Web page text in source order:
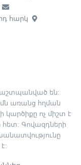
հարկ
պաշտպանված են:
առանց հղման
ոչ միշտ է
հետ: Գովազդների